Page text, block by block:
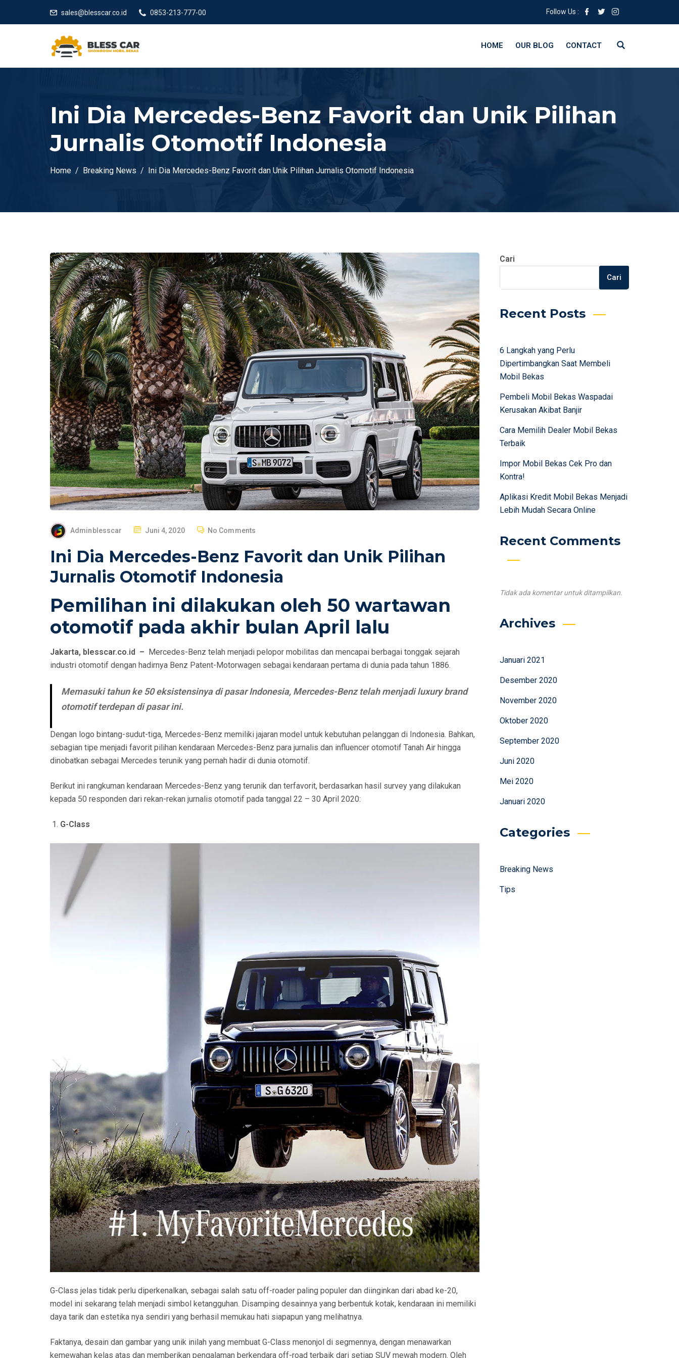
sales@blesscar.co.id 0853-213-777-00 Follow Us :
HOME OUR BLOG CONTACT
Ini Dia Mercedes-Benz Favorit dan Unik Pilihan
Jurnalis Otomotif Indonesia
Home Breaking News Ini Dia Mercedes-Benz Favorit dan Unik Pilihan Jurnalis Otomotif Indonesia
Adminblesscar
S
E
O
Juni 4, 2020 No Comments
Ini Dia Mercedes-Benz Favorit dan Unik Pilihan
Jurnalis Otomotif Indonesia
Pemilihan ini dilakukan oleh 50 wartawan
otomotif pada akhir bulan April lalu
Jakarta, blesscar.co.id – Mercedes-Benz telah menjadi pelopor mobilitas dan mencapai berbagai tonggak sejarah
industri otomotif dengan hadirnya Benz Patent-Motorwagen sebagai kendaraan pertama di dunia pada tahun 1886.
Memasuki tahun ke 50 eksistensinya di pasar Indonesia, Mercedes-Benz telah menjadi luxury brand
otomotif terdepan di pasar ini.
Dengan logo bintang-sudut-tiga, Mercedes-Benz memiliki jajaran model untuk kebutuhan pelanggan di Indonesia. Bahkan,
sebagian tipe menjadi favorit pilihan kendaraan Mercedes-Benz para jurnalis dan influencer otomotif Tanah Air hingga
dinobatkan sebagai Mercedes terunik yang pernah hadir di dunia otomotif.
Berikut ini rangkuman kendaraan Mercedes-Benz yang terunik dan terfavorit, berdasarkan hasil survey yang dilakukan
kepada 50 responden dari rekan-rekan jurnalis otomotif pada tanggal 22 – 30 April 2020:
G-Class
G-Class jelas tidak perlu diperkenalkan, sebagai salah satu off-roader paling populer dan diinginkan dari abad ke-20,
model ini sekarang telah menjadi simbol ketangguhan. Disamping desainnya yang berbentuk kotak, kendaraan ini memiliki
daya tarik dan estetika nya sendiri yang berhasil memukau hati siapapun yang melihatnya.
Faktanya, desain dan gambar yang unik inilah yang membuat G-Class menonjol di segmennya, dengan menawarkan
kemewahan kelas atas dan memberikan pengalaman berkendara off-road terbaik dari setiap SUV mewah modern. Oleh
Cari
Cari
Recent Posts
6 Langkah yang Perlu
Dipertimbangkan Saat Membeli
Mobil Bekas
Pembeli Mobil Bekas Waspadai
Kerusakan Akibat Banjir
Cara Memilih Dealer Mobil Bekas
Terbaik
Impor Mobil Bekas Cek Pro dan
Kontra!
Aplikasi Kredit Mobil Bekas Menjadi
Lebih Mudah Secara Online
Recent Comments
Tidak ada komentar untuk ditampilkan.
Archives
Januari 2021
Desember 2020
November 2020
Oktober 2020
September 2020
Juni 2020
Mei 2020
Januari 2020
Categories
Breaking News
Tips